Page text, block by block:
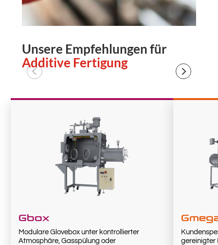
Unsere Empfehlungen für
Additive Fertigung
Gbox
Modulare Glovebox unter kontrollierter
Atmosphäre, Gasspülung oder
gereinigter